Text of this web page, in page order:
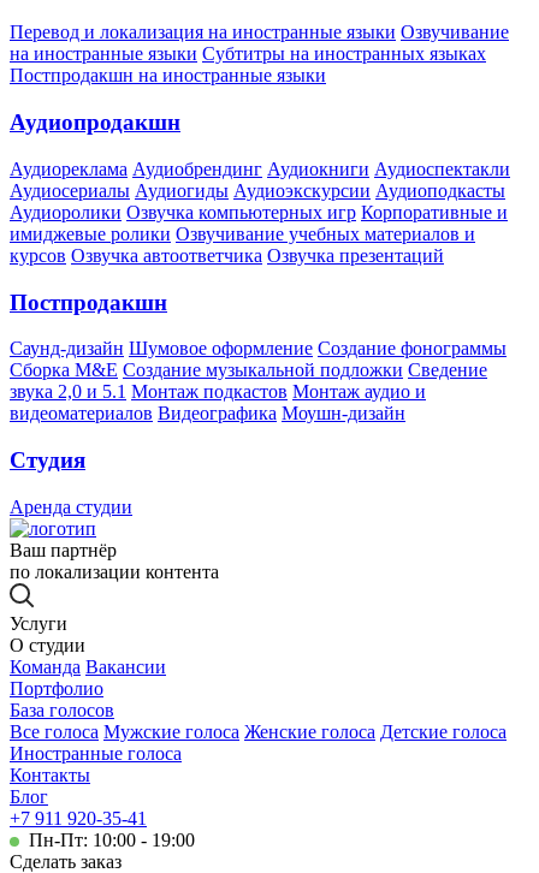
Перевод и локализация на иностранные языки Озвучивание
на иностранные языки Субтитры на иностранных языках
Постпродакшн на иностранные языки
Аудиопродакшн
Аудиореклама Аудиобрендинг Аудиокниги Аудиоспектакли
Аудиосериалы Аудиогиды Аудиоэкскурсии Аудиоподкасты
Аудиоролики Озвучка компьютерных игр Корпоративные и
имиджевые ролики Озвучивание учебных материалов и
курсов Озвучка автоответчика Озвучка презентаций
Постпродакшн
Саунд-дизайн Шумовое оформление Создание фонограммы
Сборка M&E Создание музыкальной подложки Сведение
звука 2,0 и 5.1 Монтаж подкастов Монтаж аудио и
видеоматериалов Видеографика Моушн-дизайн
Студия
Аренда студии
Ваш партнёр
по локализации контента
Услуги
О студии
Команда Вакансии
Портфолио
База голосов
Все голоса Мужские голоса Женские голоса Детские голоса
Иностранные голоса
Контакты
Блог
+7 911 920-35-41
Пн-Пт: 10:00 - 19:00
Сделать заказ